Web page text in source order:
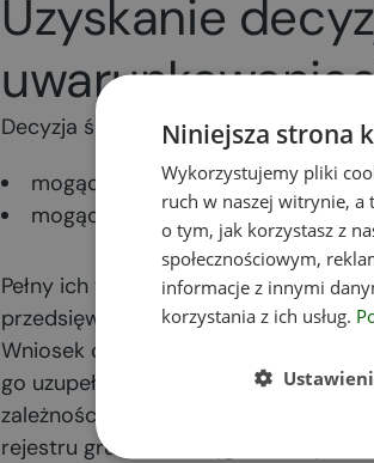
Uzyskanie
Decyzja środowiskowa jest
mogących
zawsze znacząco
mogących
potencjalnie znacząco
Pełny ich wykaz zawiera
przedsięwzięć mogących znacząco
Wniosek o wydanie decyzji
go uzupełnić o Kartę informacyjną
zależności od rodzaju
rejestru gruntów, zasięg
Niniejsza strona
Wykorzystujemy pliki
ruch w naszej witrynie, a
o tym, jak korzystasz z
społecznościowym,
informacje z innymi
korzystania z ich usług.